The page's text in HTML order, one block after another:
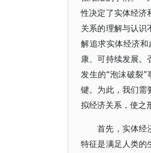
性决定了实体经济
关系的理解与认识
解追求实体经济
康、可持续发展。
发生的“泡沫破裂
键。为此，我们需
拟经济关系，使之
首先，实体经
特征是满足人类的